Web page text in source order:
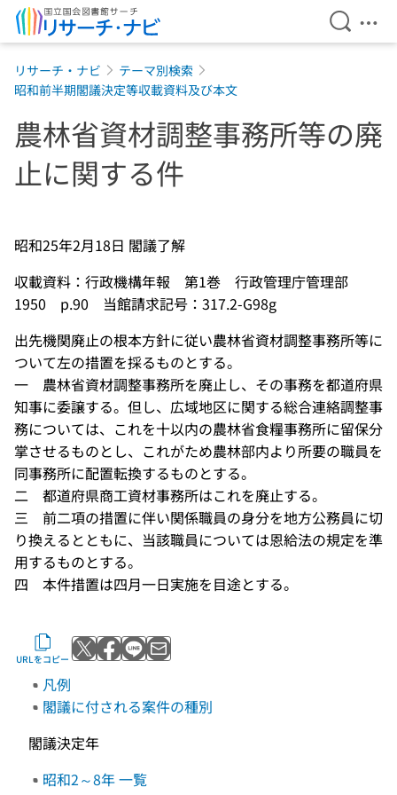
検索を
メ
リサーチ・ナビ
テーマ別検索
昭和前半期閣議決定等収載資料及び本文
農林省資材調整事務所等の廃
止に関する件
凡例
閣議に付される案件の種別
閣議決定年
昭和2～8年 一覧
昭和25年2月18日 閣議了解
収載資料：行政機構年報 第1巻 行政管理庁管理部
1950 p.90 当館請求記号：317.2-G98g
出先機関廃止の根本方針に従い農林省資材調整事務所等に
ついて左の措置を採るものとする。
一 農林省資材調整事務所を廃止し、その事務を都道府県
知事に委譲する。但し、広域地区に関する総合連絡調整事
務については、これを十以内の農林省食糧事務所に留保分
掌させるものとし、これがため農林部内より所要の職員を
同事務所に配置転換するものとする。
二 都道府県商工資材事務所はこれを廃止する。
三 前二項の措置に伴い関係職員の身分を地方公務員に切
り換えるとともに、当該職員については恩給法の規定を準
用するものとする。
四 本件措置は四月一日実施を目途とする。
URLをコピー Xでポストする
Facebookでシェアする
LINEで送る
メールで送る